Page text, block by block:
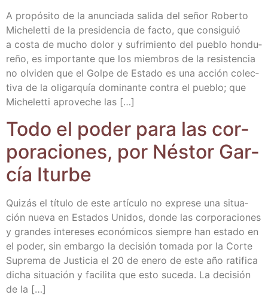
A pro­pó­si­to de la anun­cia­da sali­da del señor Rober­to
Miche­let­ti de la pre­si­den­cia de fac­to, que con­si­guió
a cos­ta de mucho dolor y sufri­mien­to del pue­blo hon­du­
re­ño, es impor­tan­te que los miem­bros de la resis­ten­cia
no olvi­den que el Gol­pe de Esta­do es una acción colec­
ti­va de la oli­gar­quía domi­nan­te con­tra el pue­blo; que
Miche­let­ti apro­ve­che las […]
Todo el poder para las cor­
po­ra­cio­nes, por Nés­tor Gar­
cía Iturbe
Qui­zás el títu­lo de este artícu­lo no expre­se una situa­
ción nue­va en Esta­dos Uni­dos, don­de las cor­po­ra­cio­nes
y gran­des intere­ses eco­nó­mi­cos siem­pre han esta­do en
el poder, sin embar­go la deci­sión toma­da por la Cor­te
Supre­ma de Jus­ti­cia el 20 de enero de este año rati­fi­ca
dicha situa­ción y faci­li­ta que esto suce­da. La deci­sión
de la […]